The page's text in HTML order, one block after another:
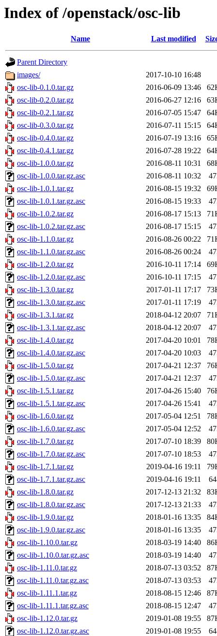
Index of /openstack/osc-lib
Name Last modified
Parent Directory
images/
2017-10-10 16:48
osc-lib-0.1.0.tar.gz
2016-06-09 13:46
osc-lib-0.2.0.tar.gz
2016-06-27 12:16
osc-lib-0.2.1.tar.gz
2016-07-05 15:47
osc-lib-0.3.0.tar.gz
2016-07-11 15:15
osc-lib-0.4.0.tar.gz
2016-07-19 13:16
osc-lib-0.4.1.tar.gz
2016-07-28 19:22
osc-lib-1.0.0.tar.gz
2016-08-11 10:31
osc-lib-1.0.0.tar.gz.asc
2016-08-11 10:32
osc-lib-1.0.1.tar.gz
2016-08-15 19:32
osc-lib-1.0.1.tar.gz.asc
2016-08-15 19:33
osc-lib-1.0.2.tar.gz
2016-08-17 15:13
osc-lib-1.0.2.tar.gz.asc
2016-08-17 15:15
osc-lib-1.1.0.tar.gz
2016-08-26 00:22
osc-lib-1.1.0.tar.gz.asc
2016-08-26 00:24
osc-lib-1.2.0.tar.gz
2016-10-11 17:14
osc-lib-1.2.0.tar.gz.asc
2016-10-11 17:15
osc-lib-1.3.0.tar.gz
2017-01-11 17:17
osc-lib-1.3.0.tar.gz.asc
2017-01-11 17:19
osc-lib-1.3.1.tar.gz
2018-04-12 20:07
osc-lib-1.3.1.tar.gz.asc
2018-04-12 20:07
osc-lib-1.4.0.tar.gz
2017-04-20 10:01
osc-lib-1.4.0.tar.gz.asc
2017-04-20 10:03
osc-lib-1.5.0.tar.gz
2017-04-21 12:37
osc-lib-1.5.0.tar.gz.asc
2017-04-21 12:37
osc-lib-1.5.1.tar.gz
2017-04-26 15:40
osc-lib-1.5.1.tar.gz.asc
2017-04-26 15:41
osc-lib-1.6.0.tar.gz
2017-05-04 12:51
osc-lib-1.6.0.tar.gz.asc
2017-05-04 12:52
osc-lib-1.7.0.tar.gz
2017-07-10 18:39
osc-lib-1.7.0.tar.gz.asc
2017-07-10 18:53
osc-lib-1.7.1.tar.gz
2019-04-16 19:11
osc-lib-1.7.1.tar.gz.asc
2019-04-16 19:11
osc-lib-1.8.0.tar.gz
2017-12-13 21:32
osc-lib-1.8.0.tar.gz.asc
2017-12-13 21:33
osc-lib-1.9.0.tar.gz
2018-01-16 13:35
osc-lib-1.9.0.tar.gz.asc
2018-01-16 13:35
osc-lib-1.10.0.tar.gz
2018-03-19 14:40
osc-lib-1.10.0.tar.gz.asc
2018-03-19 14:40
osc-lib-1.11.0.tar.gz
2018-07-13 03:52
osc-lib-1.11.0.tar.gz.asc
2018-07-13 03:53
osc-lib-1.11.1.tar.gz
2018-08-15 12:46
osc-lib-1.11.1.tar.gz.asc
2018-08-15 12:47
osc-lib-1.12.0.tar.gz
2019-01-08 19:55
osc-lib-1.12.0.tar.gz.asc
2019-01-08 19:55